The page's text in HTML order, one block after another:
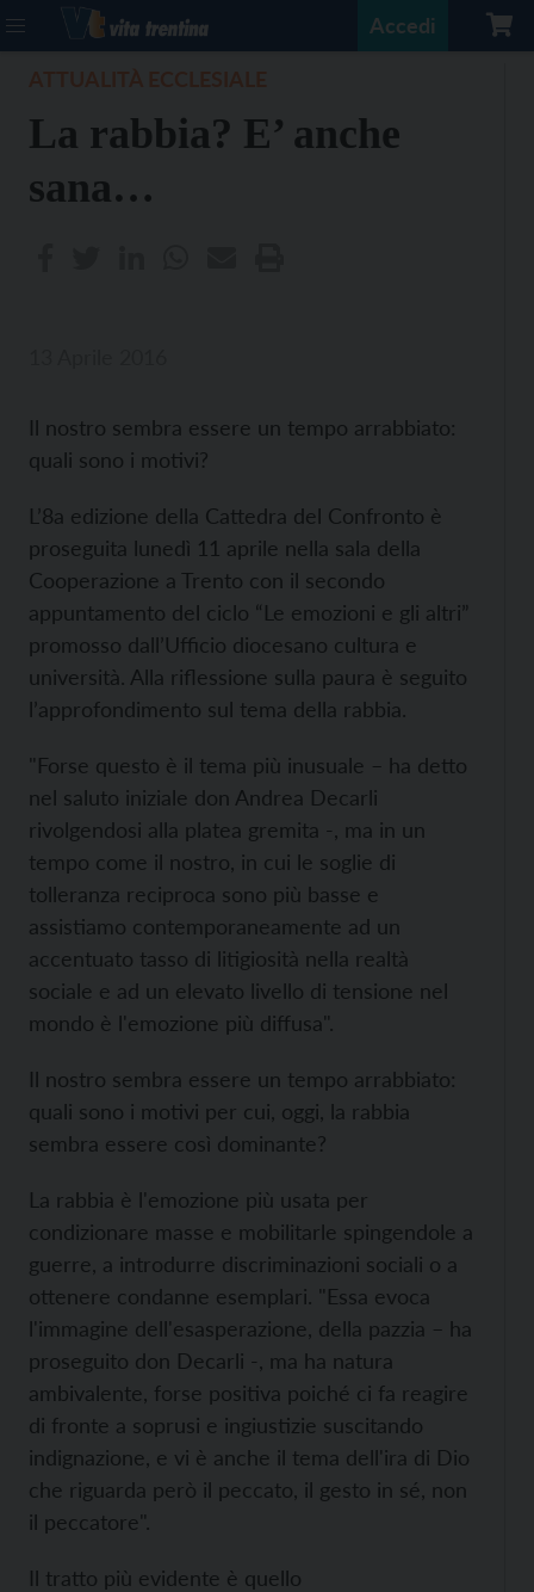
Accedi
La rabbia? E’ anche
sana…
Il nostro sembra essere un tempo arrabbiato:
quali sono i motivi?
L’8a edizione della Cattedra del Confronto è
proseguita lunedì 11 aprile nella sala della
Cooperazione a Trento con il secondo
appuntamento del ciclo “Le emozioni e gli altri”
promosso dall’Ufficio diocesano cultura e
università. Alla riflessione sulla paura è seguito
l’approfondimento sul tema della rabbia.
"Forse questo è il tema più inusuale – ha detto
nel saluto iniziale don Andrea Decarli
rivolgendosi alla platea gremita -, ma in un
tempo come il nostro, in cui le soglie di
tolleranza reciproca sono più basse e
assistiamo contemporaneamente ad un
accentuato tasso di litigiosità nella realtà
sociale e ad un elevato livello di tensione nel
mondo è l'emozione più diffusa".
Il nostro sembra essere un tempo arrabbiato:
quali sono i motivi per cui, oggi, la rabbia
sembra essere così dominante?
La rabbia è l'emozione più usata per
condizionare masse e mobilitarle spingendole a
guerre, a introdurre discriminazioni sociali o a
ottenere condanne esemplari. "Essa evoca
l'immagine dell'esasperazione, della pazzia – ha
proseguito don Decarli -, ma ha natura
ambivalente, forse positiva poiché ci fa reagire
di fronte a soprusi e ingiustizie suscitando
indignazione, e vi è anche il tema dell'ira di Dio
che riguarda però il peccato, il gesto in sé, non
il peccatore".
Il tratto più evidente è quello